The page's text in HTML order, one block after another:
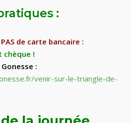
:
de carte bancaire :
chèque !
:
venir-sur-le-triangle-de-